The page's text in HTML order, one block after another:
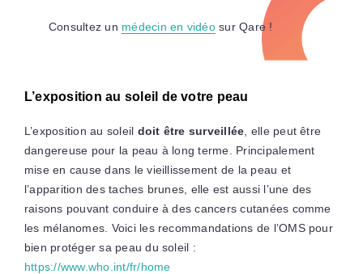
Consultez un médecin en vidéosur Qare !
L’exposition au soleil de votre peau
L’exposition au soleil doit être surveillée , elle peut être
dangereuse pour la peau à long terme. Principalement
mise en cause dans le vieillissement de la peau et
l’apparition des taches brunes, elle est aussi l’une des
raisons pouvant conduire à des cancers cutanées comme
les mélanomes. Voici les recommandations de l’OMS pour
bien protéger sa peau du soleil :
https://www.who.int/fr/home